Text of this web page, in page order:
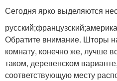
Сегодня ярко выделяются
Обратите внимание. Шторы
комнату, конечно же, лучше
таком, деревенском
соответствующую месту